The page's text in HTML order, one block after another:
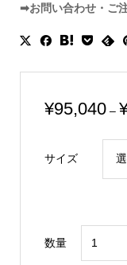
➡お問い合わせ・ご
¥95,040 –
サイズ
数量
型